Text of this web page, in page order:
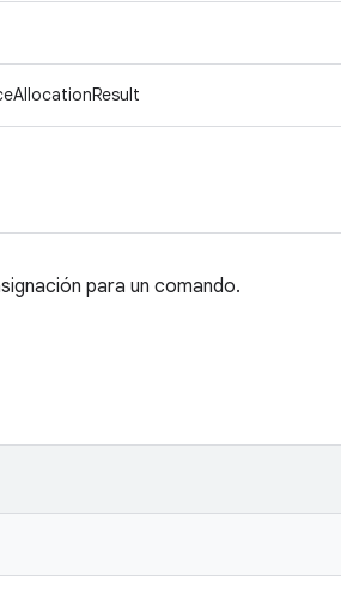
para un comando.